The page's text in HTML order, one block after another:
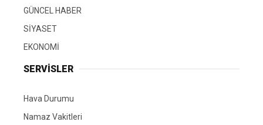
GÜNCEL HABER
SİYASET
EKONOMİ
SERVİSLER
Hava Durumu
Namaz Vakitleri